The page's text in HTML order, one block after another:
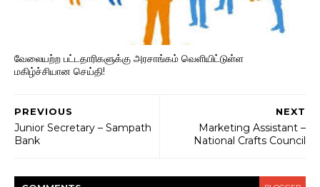
வேலையற்ற பட்டதாரிகளுக்கு அரசாங்கம் வெளியிட்டுள்ள
மகிழ்ச்சியான செய்தி!
NEXT
Marketing Assistant –
National Crafts Council
PREVIOUS
Junior Secretary – Sampath
Bank